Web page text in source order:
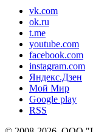
vk.com
ok.ru
t.me
youtube.com
facebook.com
instagram.com
Яндекс.Дзен
Мой Мир
Google play
RSS